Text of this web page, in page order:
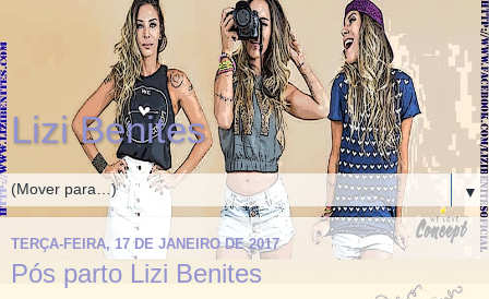
Lizi Benites
▼
TERÇA-FEIRA, 17 DE JANEIRO DE 2017
Pós parto Lizi Benites